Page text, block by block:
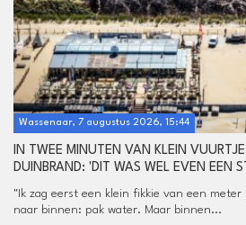
Wassenaar, 7 augustus 2026, 15:44
IN TWEE MINUTEN VAN KLEIN
DUINBRAND: 'DIT WAS WEL EVEN EEN
"Ik zag eerst een klein fikkie van een
naar binnen: pak water. Maar binnen...